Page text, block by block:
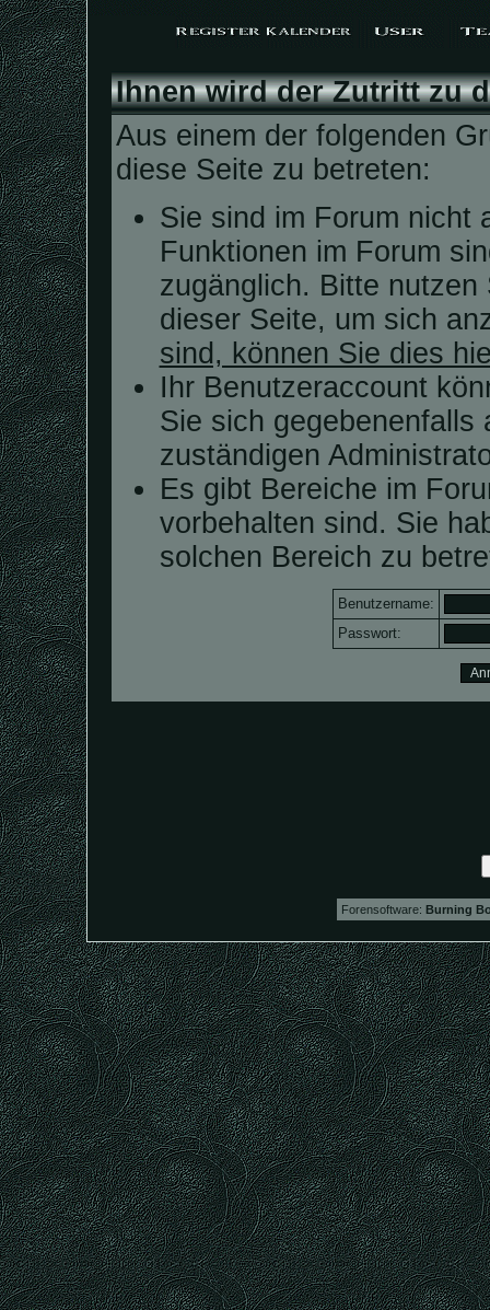
Ihnen wird der Zutritt zu
Aus einem der folgenden
diese Seite zu betreten:
Sie sind im Forum nicht
Funktionen im Forum
zugänglich. Bitte
dieser Seite, um sich
sind, können Sie dies
Ihr Benutzeraccount
Sie sich gegebenenfalls
zuständigen
Es gibt Bereiche im
vorbehalten sind. Sie
solchen Bereich zu
Benutzername:
Passwort:
Forensoftware: Burning